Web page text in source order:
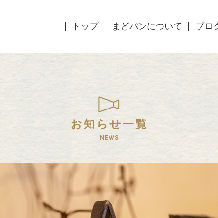
トップ まどパンについて ブロ
お知らせ一覧
NEWS